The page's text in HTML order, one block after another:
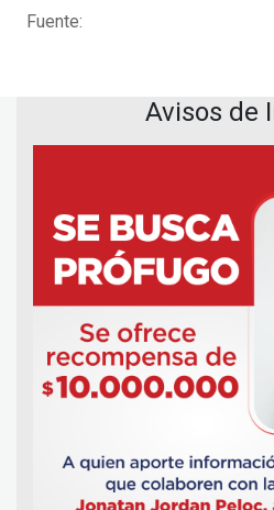
Fuente:
Avisos de